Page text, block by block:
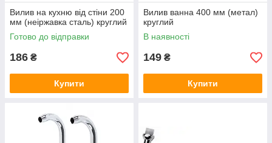
Вилив на кухню від стіни 200
мм (неіржавка сталь) круглий
Готово до відправки
186 ₴
Купити
Вилив ванна 400 мм (метал)
круглий
В наявності
149 ₴
Купити